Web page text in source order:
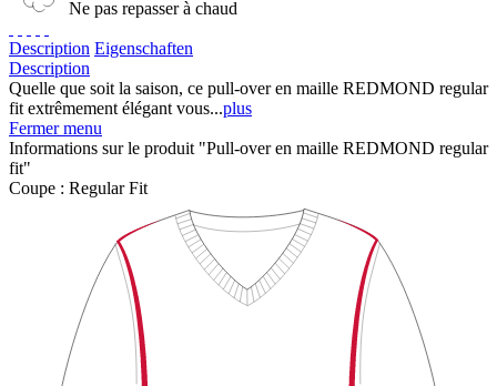
Ne pas repasser à chaud
Description Eigenschaften
Description
Quelle que soit la saison, ce pull-over en maille REDMOND regular
fit extrêmement élégant vous...plus
Fermer menu
Informations sur le produit "Pull-over en maille REDMOND regular
fit"
Coupe : Regular Fit